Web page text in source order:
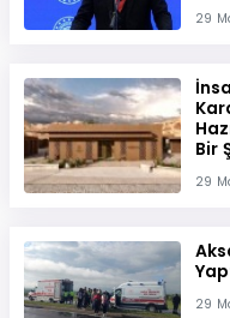
29
Bir
29
29